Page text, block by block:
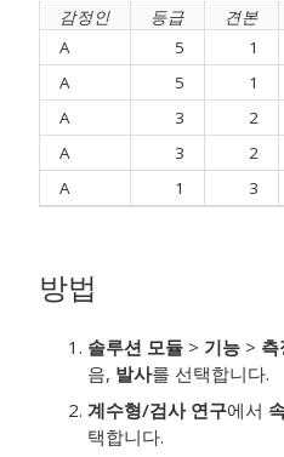
감정인
등급 견본
A
5 1
A
5 1
A
3 2
A
3 2
A
1 3
방법
솔루션 모듈 > 기능 >
음, 발사를 선택합니다.
계수형/검사 연구에서
택합니다.